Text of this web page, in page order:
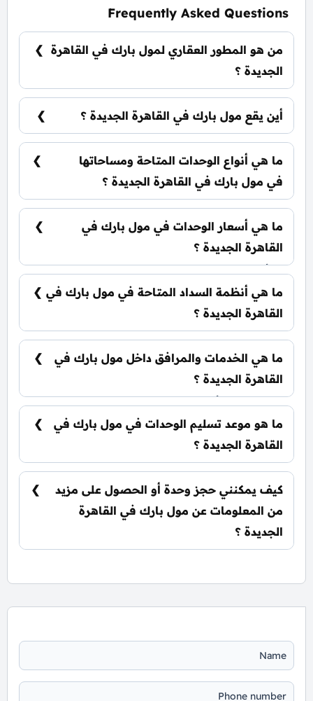
Frequently Asked Questions
من هو المطور العقاري لمول بارك في القاهرة
الجديدة ؟
شركة اب وايد للتطوير العقاري Upwyde
Developments.
أين يقع مول بارك في القاهرة الجديدة ؟
يقع مول بارك في القاهرة الجديدة بقلب التجمع
الخامس تحديداً بمنطقة الجولدن سكوير.
ما هي أنواع الوحدات المتاحة ومساحاتها
في مول بارك في القاهرة الجديدة ؟
يضم المول مجموعة متنوعة من الوحدات
الاستثمارية، تشمل: محلات تجارية: تبدأ من 107 متر²
مكاتب إدارية: تبدأ من 56 متر² عيادات طبية: تبدأ من
53 متر²
ما هي أسعار الوحدات في مول بارك في
القاهرة الجديدة ؟
تبدأ الأسعار من 9,600,000 جنيه وتختلف حسب نوع
الوحدة والمساحة، كما أن الأسعار قابلة للتغيير حسب
تطورات السوق.
ما هي أنظمة السداد المتاحة في مول بارك في
القاهرة الجديدة ؟
يمكنك حجز وحدتك بدفع مقدم 10% فقط، كما يتم
تقسيط الباقي على فترة تصل إلي 7 سنوات بدون أي
فوائد.
ما هي الخدمات والمرافق داخل مول بارك في
القاهرة الجديدة ؟
يشمل المول أنظمة ذكية، سلالم ومصاعد بانورامية،
أسرع مولدات كهربائية وإطفاء حرائق، جراجات
واسعة، وحراسات أمنية مشددة.
ما هو موعد تسليم الوحدات في مول بارك في
القاهرة الجديدة ؟
يتم تسليم الوحدات خلال ثلاث سنوات من تاريخ
التعاقد.
كيف يمكنني حجز وحدة أو الحصول على مزيد
من المعلومات عن مول بارك في القاهرة
الجديدة ؟